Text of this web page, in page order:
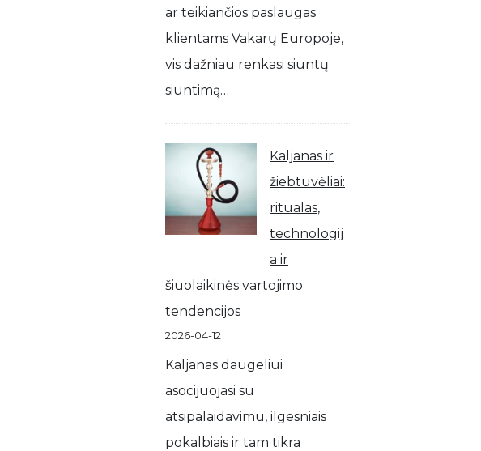
ar teikiančios paslaugas
klientams Vakarų Europoje,
vis dažniau renkasi siuntų
siuntimą…
Kaljanas ir
žiebtuvėliai:
ritualas,
technologij
a ir
šiuolaikinės vartojimo
tendencijos
2026-04-12
Kaljanas daugeliui
asocijuojasi su
atsipalaidavimu, ilgesniais
pokalbiais ir tam tikra